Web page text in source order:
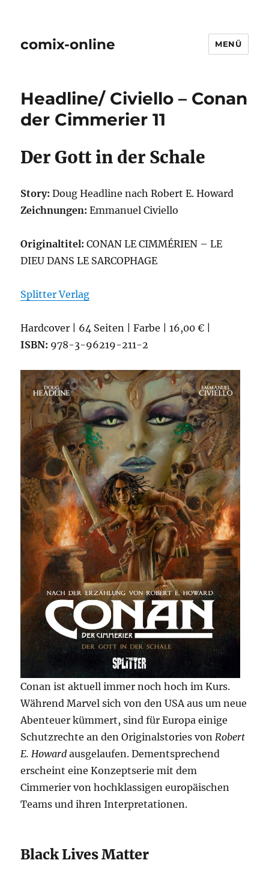
comix-online MENÜ
Headline/ Civiello – Conan
der Cimmerier 11
Der Gott in der Schale
Story:Doug Headline nach Robert E. Howard
Zeichnungen:Emmanuel Civiello
Originaltitel:CONAN LE CIMMÉRIEN – LE
DIEU DANS LE SARCOPHAGE
Splitter Verlag
Hardcover | 64 Seiten | Farbe | 16,00 € |
ISBN: 978-3-96219-211-2
Conan ist aktuell immer noch hoch im Kurs.
Während Marvel sich von den USA aus um neue
Abenteuer kümmert, sind für Europa einige
Schutzrechte an den Originalstories von Robert
E. Howard ausgelaufen. Dementsprechend
erscheint eine Konzeptserie mit dem
Cimmerier von hochklassigen europäischen
Teams und ihren Interpretationen.
Black Lives Matter